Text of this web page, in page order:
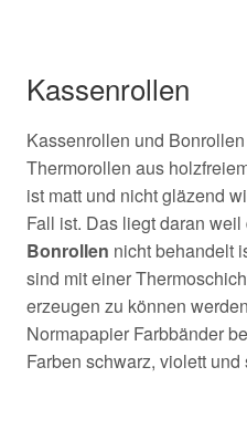
Kassenrollen
Kassenrollen und
Thermorollen aus
ist matt und nicht gläzend
Fall ist. Das liegt daran
Bonrollen nicht behandelt
sind mit einer
erzeugen zu können
Normapapier Farbbänder
Farben schwarz, violett und